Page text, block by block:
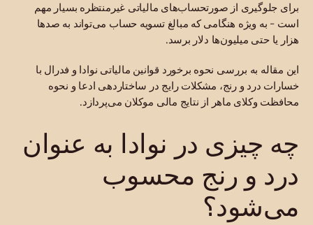
برای جلوگیری از صورتحساب‌های مالیاتی غیرمنتظره بسیار مهم
است - به ویژه هنگامی که مبالغ تسویه حساب می‌تواند به صدها
هزار یا حتی میلیون‌ها دلار برسد.
این مقاله به بررسی نحوه برخورد قوانین مالیاتی نوادا و فدرال با
خسارات درد و رنج، مشکلات رایج در ساختاردهی ادعا و نحوه
محافظت وکلای ماهر از نتایج مالی موکلان می‌پردازد.
چه چیزی در نوادا به عنوان
درد و رنج محسوب
می‌شود؟